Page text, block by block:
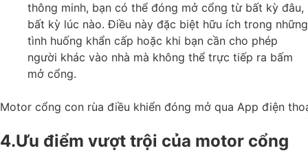
thông minh, bạn có thể đóng mở cổng từ bất kỳ đâu,
bất kỳ lúc nào. Điều này đặc biệt hữu ích trong những
tình huống khẩn cấp hoặc khi bạn cần cho phép
người khác vào nhà mà không thể trực tiếp ra bấm
mở cổng.
Motor cổng con rùa điều khiển đóng mở qua App điện
4.Ưu điểm vượt trội của motor cổng